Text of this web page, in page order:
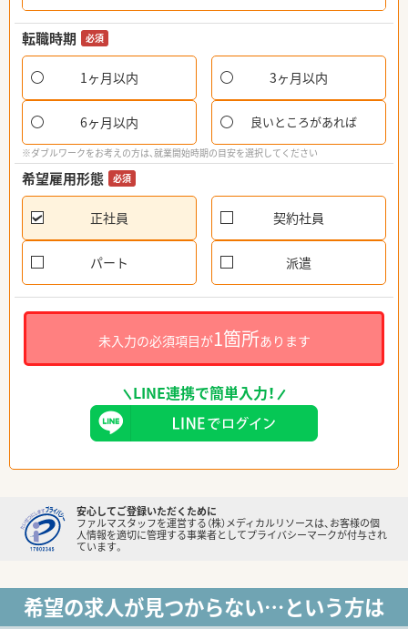
転職時期 必須
1ヶ月以内 3ヶ月以内
6ヶ月以内 良いところがあれば
※ダブルワークをお考えの方は、就業開始時期の目安を選択してください
希望雇用形態 必須
正社員 契約社員
パート 派遣
未入力の必須項目が1箇所あります
LINE連携で簡単入力！
安心してご登録いただくために
ファルマスタッフを運営する（株）メディカルリソースは、お客様の個
人情報を適切に管理する事業者としてプライバシーマークが付与され
ています。
希望の求人が見つからない…という方は